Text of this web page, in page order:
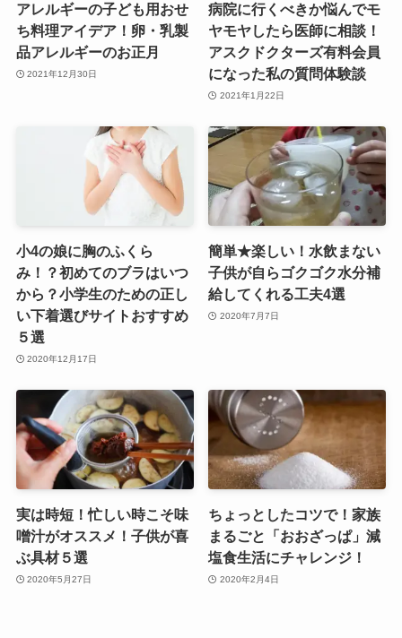
アレルギーの子ども用おせ
ち料理アイデア！卵・乳製
品アレルギーのお正月
2021年12月30日
病院に行くべきか悩んでモ
ヤモヤしたら医師に相談！
アスクドクターズ有料会員
になった私の質問体験談
2021年1月22日
小4の娘に胸のふくら
み！？初めてのブラはいつ
から？小学生のための正し
い下着選びサイトおすすめ
５選
2020年12月17日
簡単★楽しい！水飲まない
子供が自らゴクゴク水分補
給してくれる工夫4選
2020年7月7日
実は時短！忙しい時こそ味
噌汁がオススメ！子供が喜
ぶ具材５選
2020年5月27日
ちょっとしたコツで！家族
まるごと「おおざっぱ」減
塩食生活にチャレンジ！
2020年2月4日